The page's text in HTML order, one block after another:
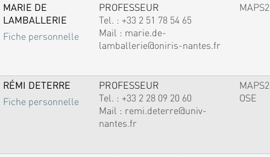
MARIE DE
LAMBALLERIE
Fiche personnelle
PROFESSEUR
Tel. : +33 2 51 78 54 65
Mail : marie.de-
lamballerie@oniris-nantes.fr
MAPS2
RÉMI DETERRE
Fiche personnelle
PROFESSEUR
Tel. : +33 2 28 09 20 60
Mail : remi.deterre@univ-
nantes.fr
MAPS2
OSE